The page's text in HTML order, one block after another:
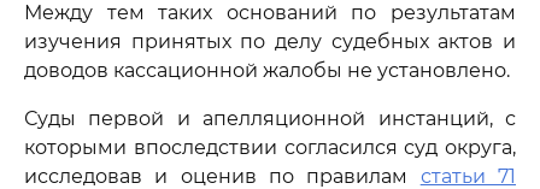
Между тем таких оснований по результатам
изучения принятых по делу судебных актов и
доводов кассационной жалобы не установлено.
Суды первой и апелляционной инстанций, с
которыми впоследствии согласился суд округа,
исследовав и оценив по правилам статьи 71